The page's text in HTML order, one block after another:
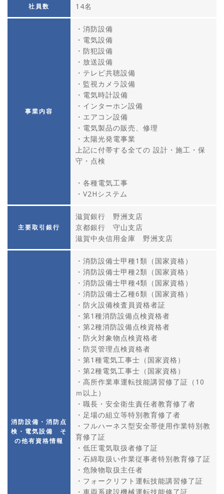
社員数 14名
事業内容
・消防設備
・電気設備
・防犯設備
・放送設備
・テレビ共聴設備
・監視カメラ設備
・電気時計設備
・インターホン設備
・エアコン設備
・電気製品の販売、修理
・太陽光発電事業
上記に付帯する全ての 設計・施工・保
守・点検
・各種電気工事
・V2Hシステム
主要取引銀行
滋賀銀行 野洲支店
京都銀行 守山支店
滋賀中央信用金庫 野洲支店
消防設備・消防点
検・電気設備 そ
の他有資格情報
・消防設備士甲種1類（国家資格）
・消防設備士甲種2類（国家資格）
・消防設備士甲種4類（国家資格）
・消防設備士乙種6類（国家資格）
・防火設備検査員資格者証
・第1種消防設備点検資格者
・第2種消防設備点検資格者
・防火対象物点検資格者
・防災管理点検資格者
・第1種電気工事士（国家資格）
・第2種電気工事士（国家資格）
・高所作業車運転技能講習修了証（10
ｍ以上）
・職長・安全衛生責任者教育修了者
・足場の組立等特別教育修了者
・フルハーネス型安全帯使用作業特別教
育修了証
・低圧電気取扱者修了証
・石綿取扱い作業従事者特別教育修了証
・危険物取扱主任者
・フォークリフト運転技能講習修了証
・車両系建設機械運転技能修了証